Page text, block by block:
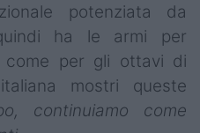
potenziata da
ha le armi per
come per gli ottavi di
mostri queste
continuiamo come